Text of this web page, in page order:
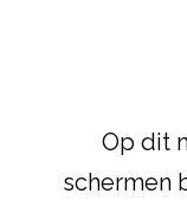
Op dit
schermen